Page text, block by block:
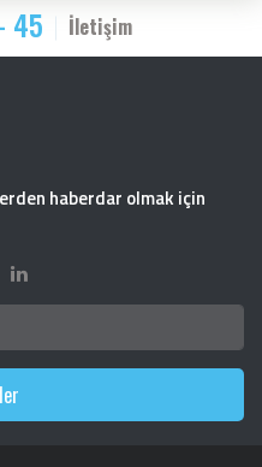
45 İletişim
haberdar olmak için